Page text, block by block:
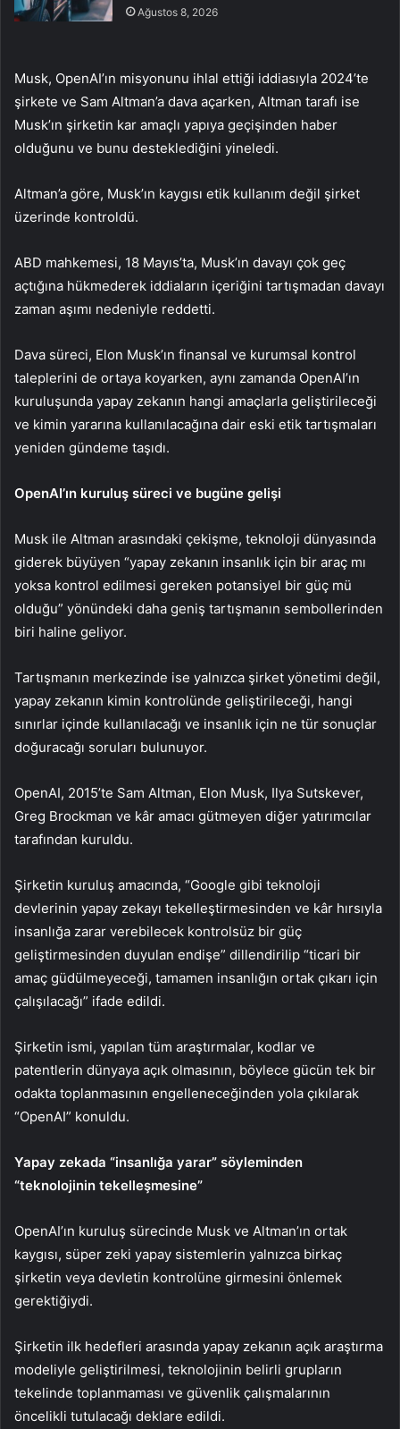
Ağustos 8, 2026
Musk, OpenAI’ın misyonunu ihlal ettiği iddiasıyla 2024’te
şirkete ve Sam Altman’a dava açarken, Altman tarafı ise
Musk’ın şirketin kar amaçlı yapıya geçişinden haber
olduğunu ve bunu desteklediğini yineledi.
Altman’a göre, Musk’ın kaygısı etik kullanım değil şirket
üzerinde kontroldü.
ABD mahkemesi, 18 Mayıs’ta, Musk’ın davayı çok geç
açtığına hükmederek iddiaların içeriğini tartışmadan davayı
zaman aşımı nedeniyle reddetti.
Dava süreci, Elon Musk’ın finansal ve kurumsal kontrol
taleplerini de ortaya koyarken, aynı zamanda OpenAI’ın
kuruluşunda yapay zekanın hangi amaçlarla geliştirileceği
ve kimin yararına kullanılacağına dair eski etik tartışmaları
yeniden gündeme taşıdı.
OpenAI’ın kuruluş süreci ve bugüne gelişi
Musk ile Altman arasındaki çekişme, teknoloji dünyasında
giderek büyüyen “yapay zekanın insanlık için bir araç mı
yoksa kontrol edilmesi gereken potansiyel bir güç mü
olduğu” yönündeki daha geniş tartışmanın sembollerinden
biri haline geliyor.
Tartışmanın merkezinde ise yalnızca şirket yönetimi değil,
yapay zekanın kimin kontrolünde geliştirileceği, hangi
sınırlar içinde kullanılacağı ve insanlık için ne tür sonuçlar
doğuracağı soruları bulunuyor.
OpenAI, 2015’te Sam Altman, Elon Musk, Ilya Sutskever,
Greg Brockman ve kâr amacı gütmeyen diğer yatırımcılar
tarafından kuruldu.
Şirketin kuruluş amacında, “Google gibi teknoloji
devlerinin yapay zekayı tekelleştirmesinden ve kâr hırsıyla
insanlığa zarar verebilecek kontrolsüz bir güç
geliştirmesinden duyulan endişe” dillendirilip “ticari bir
amaç güdülmeyeceği, tamamen insanlığın ortak çıkarı için
çalışılacağı” ifade edildi.
Şirketin ismi, yapılan tüm araştırmalar, kodlar ve
patentlerin dünyaya açık olmasının, böylece gücün tek bir
odakta toplanmasının engelleneceğinden yola çıkılarak
“OpenAI” konuldu.
Yapay zekada “insanlığa yarar” söyleminden
“teknolojinin tekelleşmesine”
OpenAI’ın kuruluş sürecinde Musk ve Altman’ın ortak
kaygısı, süper zeki yapay sistemlerin yalnızca birkaç
şirketin veya devletin kontrolüne girmesini önlemek
gerektiğiydi.
Şirketin ilk hedefleri arasında yapay zekanın açık araştırma
modeliyle geliştirilmesi, teknolojinin belirli grupların
tekelinde toplanmaması ve güvenlik çalışmalarının
öncelikli tutulacağı deklare edildi.